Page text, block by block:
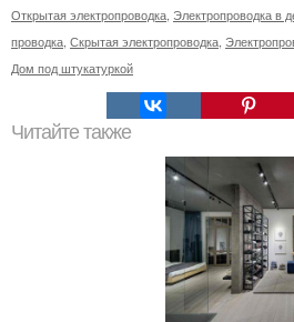
Открытая электропроводка, Электропроводка в
проводка, Скрытая электропроводка,
Дом под штукатуркой
Читайте также